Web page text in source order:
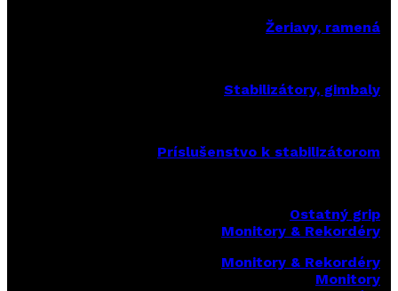
Žeriavy, ramená
Stabilizátory, gimbaly
Príslušenstvo k stabilizátorom
Ostatný grip
Monitory & Rekordéry
Monitory & Rekordéry
Monitory